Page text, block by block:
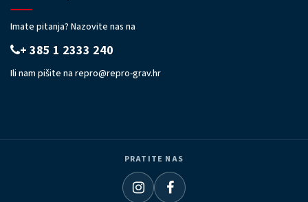
Imate pitanja? Nazovite nas na
+ 385 1 2333 240
Ili nam pišite na repro@repro-grav.hr
PRATITE NAS